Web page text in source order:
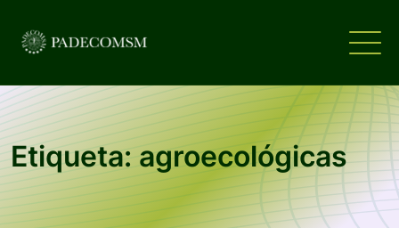
Etiqueta: agroecológicas